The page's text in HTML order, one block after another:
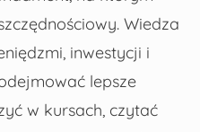
Wiedza
inwestycji i
lepsze
w kursach, czytać